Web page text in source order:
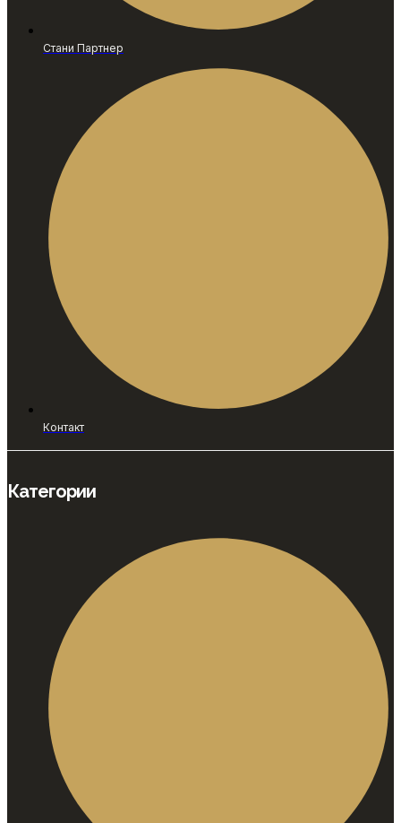
Стани Партнер
Контакт
Категории